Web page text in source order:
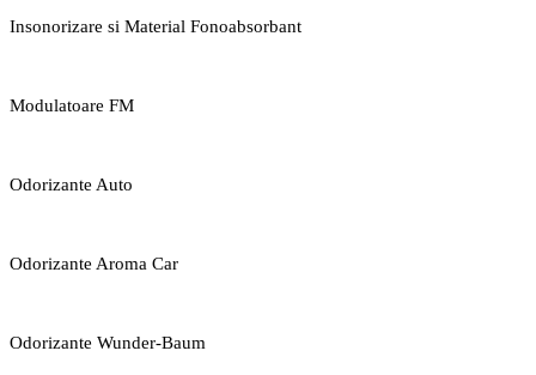
Insonorizare si Material Fonoabsorbant
Modulatoare FM
Odorizante Auto
Odorizante Aroma Car
Odorizante Wunder-Baum